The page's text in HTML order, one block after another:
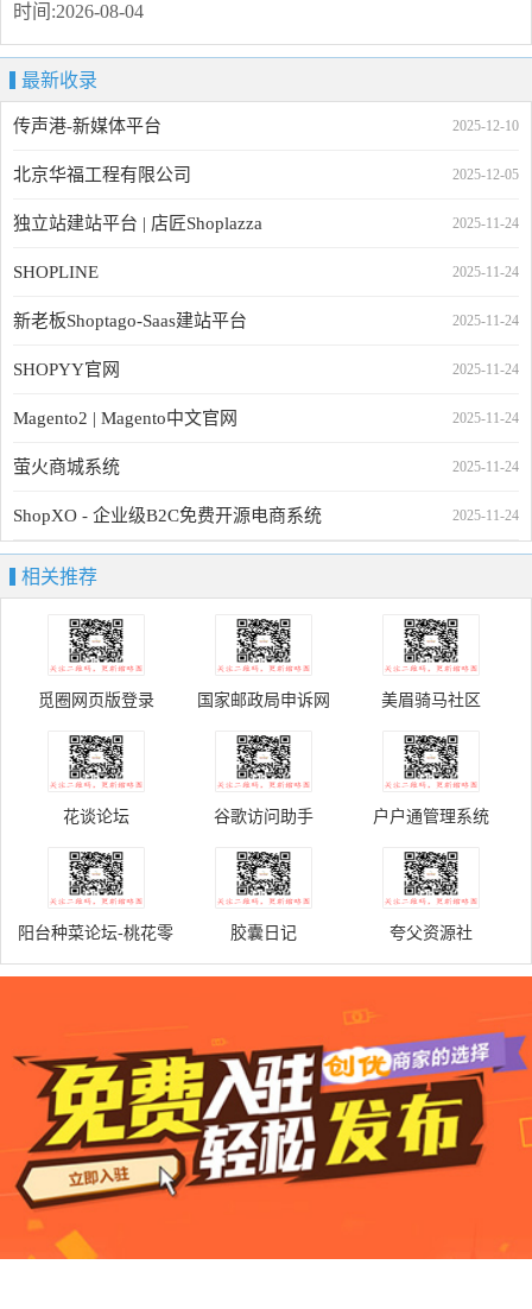
时间:2026-08-04
最新收录
2025-12-10
传声港-新媒体平台
2025-12-05
北京华福工程有限公司
2025-11-24
独立站建站平台 | 店匠Shoplazza
2025-11-24
SHOPLINE
2025-11-24
新老板Shoptago-Saas建站平台
2025-11-24
SHOPYY官网
2025-11-24
Magento2 | Magento中文官网
2025-11-24
萤火商城系统
2025-11-24
ShopXO - 企业级B2C免费开源电商系统
相关推荐
觅圈网页版登录 国家邮政局申诉网
sswz.chinapost.gov.cn
美眉骑马社区
花谈论坛 谷歌访问助手 户户通管理系统
阳台种菜论坛-桃花零 胶囊日记 夸父资源社